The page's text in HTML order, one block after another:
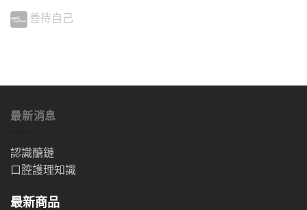
善待自己
最新消息
認識醣鏈
口腔護理知識
最新商品